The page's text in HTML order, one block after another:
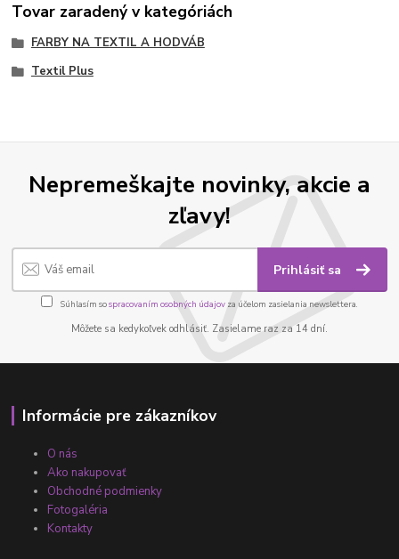
Tovar zaradený v kategóriách
FARBY NA TEXTIL A HODVÁB
Textil Plus
Nepremeškajte novinky, akcie a
zľavy!
Prihlásiť sa
Súhlasím sospracovaním osobných údajov za účelom zasielania newslettera.
Môžete sa kedykoľvek odhlásiť. Zasielame raz za 14 dní.
Informácie pre zákazníkov
O nás
Ako nakupovať
Obchodné podmienky
Fotogaléria
Kontakty